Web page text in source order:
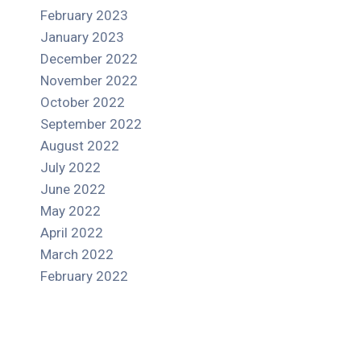
February 2023
January 2023
December 2022
November 2022
October 2022
September 2022
August 2022
July 2022
June 2022
May 2022
April 2022
March 2022
February 2022